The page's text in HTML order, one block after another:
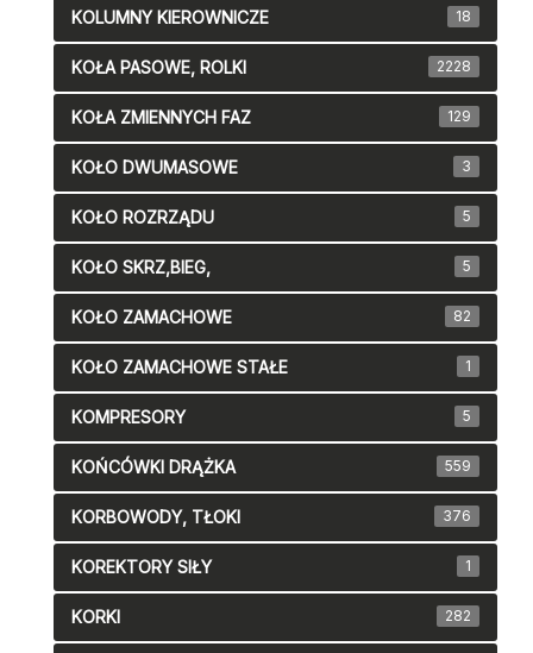
KOLUMNY KIEROWNICZE 18
KOŁA PASOWE, ROLKI 2228
KOŁA ZMIENNYCH FAZ 129
KOŁO DWUMASOWE 3
KOŁO ROZRZĄDU 5
KOŁO SKRZ,BIEG, 5
KOŁO ZAMACHOWE 82
KOŁO ZAMACHOWE STAŁE 1
KOMPRESORY 5
KOŃCÓWKI DRĄŻKA 559
KORBOWODY, TŁOKI 376
KOREKTORY SIŁY 1
KORKI 282